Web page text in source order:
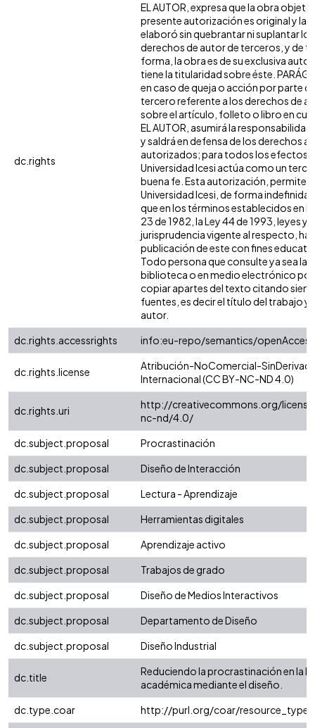
dc.rights
EL AUTOR, expresa que la obra objeto
presente autorización es original y la
elaboró sin quebrantar ni suplantar los
derechos de autor de terceros, y de
forma, la obra es de su exclusiva
tiene la titularidad sobre éste.
en caso de queja o acción por parte
tercero referente a los derechos de
sobre el artículo, folleto o libro en
EL AUTOR, asumirá la
y saldrá en defensa de los derechos
autorizados; para todos los efectos,
Universidad Icesi actúa como un
buena fe. Esta autorización, permite a
Universidad Icesi, de forma indefinida,
que en los términos establecidos en la
23 de 1982, la Ley 44 de 1993, leyes y
jurisprudencia vigente al respecto,
publicación de este con fines
Todo persona que consulte ya sea la
biblioteca o en medio electrónico
copiar apartes del texto citando
fuentes, es decir el título del trabajo y
autor.
dc.rights.accessrights
info:eu-repo/semantics/openAccess
dc.rights.license
Atribución-NoComercial-
Internacional (CC BY-NC-ND 4.0)
dc.rights.uri
http://creativecommons.org/
nc-nd/4.0/
dc.subject.proposal
Procrastinación
dc.subject.proposal
Diseño de Interacción
dc.subject.proposal
Lectura - Aprendizaje
dc.subject.proposal
Herramientas digitales
dc.subject.proposal
Aprendizaje activo
dc.subject.proposal
Trabajos de grado
dc.subject.proposal
Diseño de Medios Interactivos
dc.subject.proposal
Departamento de Diseño
dc.subject.proposal
Diseño Industrial
dc.title
Reduciendo la procrastinación en la
académica mediante el diseño.
dc.type.coar
http://purl.org/coar/resource_type/